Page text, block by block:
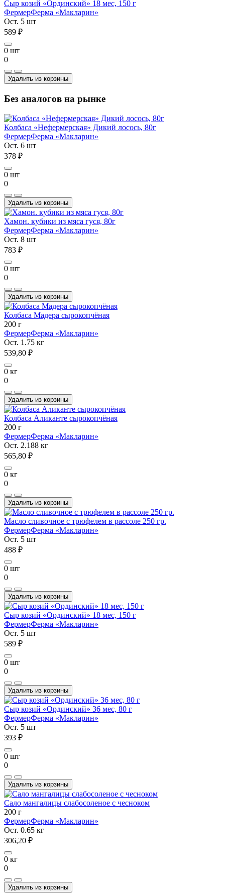
Сыр козий «Ординский» 18 мес, 150 г
ФермерФерма «Макларин»
Ост. 5 шт
589 ₽
0 шт
0
Удалить из корзины
Без аналогов на рынке
Колбаса «Нефермерская» Дикий лосось, 80г
ФермерФерма «Макларин»
Ост. 6 шт
378 ₽
0 шт
0
Удалить из корзины
Хамон. кубики из мяса гуся, 80г
ФермерФерма «Макларин»
Ост. 8 шт
783 ₽
0 шт
0
Удалить из корзины
Колбаса Мадера сырокопчёная
200 г
ФермерФерма «Макларин»
Ост. 1.75 кг
539,80 ₽
0 кг
0
Удалить из корзины
Колбаса Аликанте сырокопчёная
200 г
ФермерФерма «Макларин»
Ост. 2.188 кг
565,80 ₽
0 кг
0
Удалить из корзины
Масло сливочное с трюфелем в рассоле 250 гр.
ФермерФерма «Макларин»
Ост. 5 шт
488 ₽
0 шт
0
Удалить из корзины
Сыр козий «Ординский» 18 мес, 150 г
ФермерФерма «Макларин»
Ост. 5 шт
589 ₽
0 шт
0
Удалить из корзины
Сыр козий «Ординский» 36 мес, 80 г
ФермерФерма «Макларин»
Ост. 5 шт
393 ₽
0 шт
0
Удалить из корзины
Сало мангалицы слабосоленое с чесноком
200 г
ФермерФерма «Макларин»
Ост. 0.65 кг
306,20 ₽
0 кг
0
Удалить из корзины